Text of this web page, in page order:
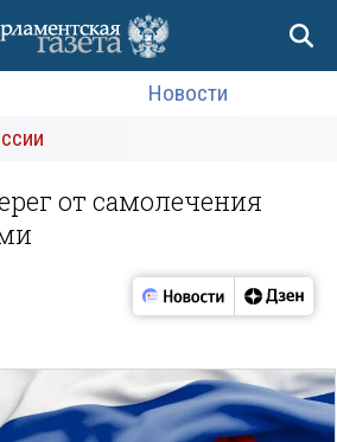
Новости
от самолечения